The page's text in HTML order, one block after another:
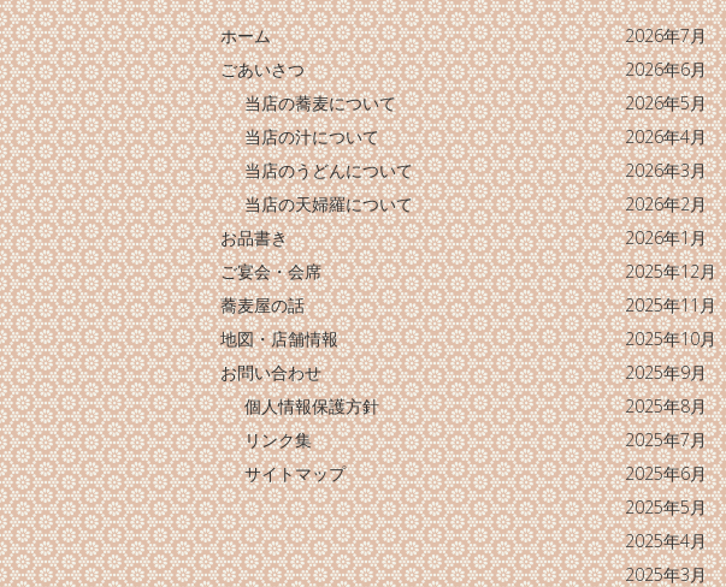
ホーム
ごあいさつ
当店の蕎麦について
当店の汁について
当店のうどんについて
当店の天婦羅について
お品書き
ご宴会・会席
蕎麦屋の話
地図・店舗情報
お問い合わせ
個人情報保護方針
リンク集
サイトマップ
2026年7月
2026年6月
2026年5月
2026年4月
2026年3月
2026年2月
2026年1月
2025年12月
2025年11月
2025年10月
2025年9月
2025年8月
2025年7月
2025年6月
2025年5月
2025年4月
2025年3月